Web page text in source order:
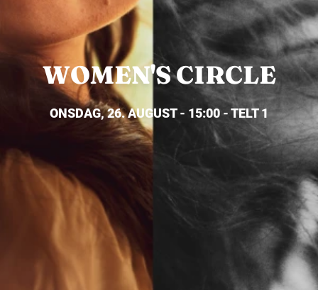
WOMEN'S CIRCLE
ONSDAG, 26. AUGUST - 15:00 - TELT 1